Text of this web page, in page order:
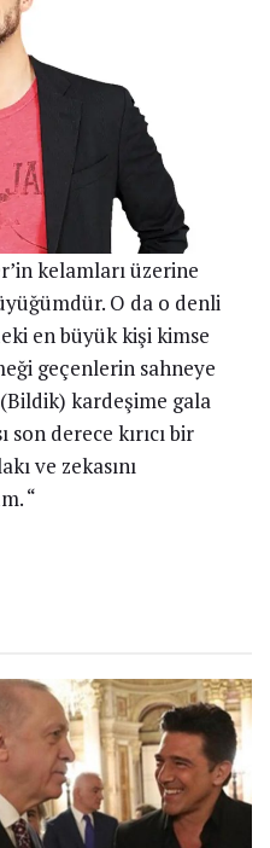
kelamları üzerine
O da o denli
en büyük kişi kimse
geçenlerin sahneye
kardeşime gala
derece kırıcı bir
ve zekasını
“